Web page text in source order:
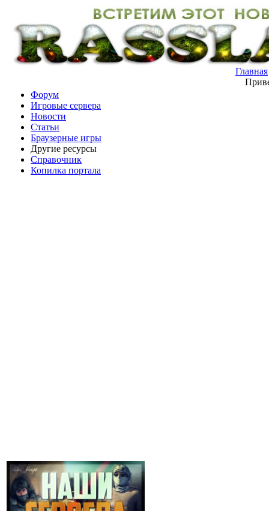
Главная
Форум
Игровые сервера
Новости
Статьи
Браузерные игры
Другие ресурсы
Справочник
Копилка портала